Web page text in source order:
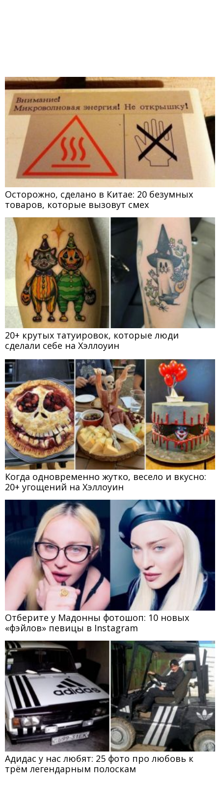
Осторожно, сделано в Китае: 20 безумных
товаров, которые вызовут смех
20+ крутых татуировок, которые люди
сделали себе на Хэллоуин
Когда одновременно жутко, весело и вкусно:
20+ угощений на Хэллоуин
Отберите у Мадонны фотошоп: 10 новых
«фэйлов» певицы в Instagram
Адидас у нас любят: 25 фото про любовь к
трём легендарным полоскам